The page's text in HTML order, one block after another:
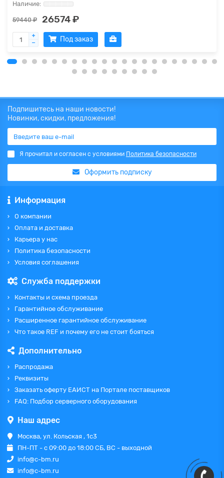
59440 ₽ 26574 ₽
Под заказ
Подпишитесь на наши новости!
Новинки, скидки, предложения!
Я прочитал и согласен с условиями Политика безопасности
Оформить подписку
Информация
О компании
Оплата и доставка
Карьера у нас
Политика безопасности
Условия соглашения
Служба поддержки
Контакты и схема проезда
Гарантийное обслуживание
Расширенное гарантийное обслуживание
Что такое REF и почему его не стоит бояться
Дополнительно
Распродажа
Реквизиты
Заказать оферту ЕАИСТ на Портале поставщиков
FAQ: Подбор серверного оборудования
Наш адрес
Москва, ул. Кольская , 1с3
ПН-ПТ - с 09:00 до 18:00 СБ, ВС - выходной
info@c-bm.ru
info@c-bm.ru